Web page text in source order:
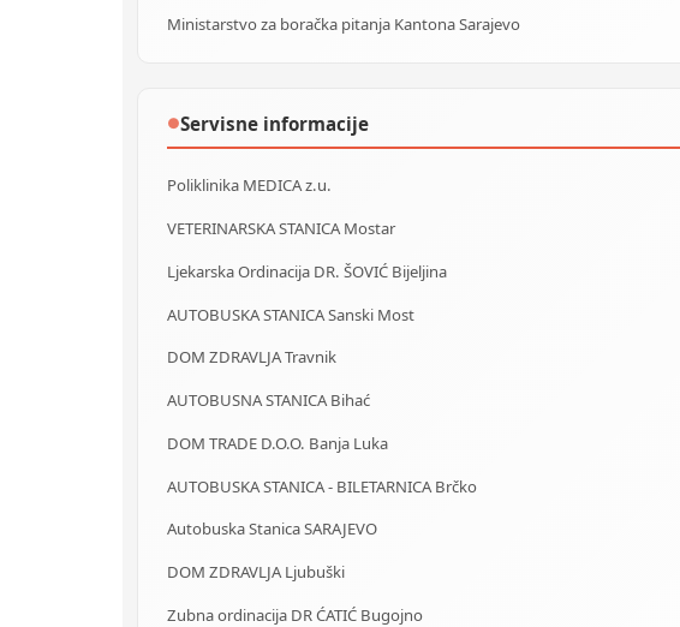
Ministarstvo za boračka pitanja Kantona Sarajevo
●Servisne informacije
Poliklinika MEDICA z.u.
VETERINARSKA STANICA Mostar
Ljekarska Ordinacija DR. ŠOVIĆ Bijeljina
AUTOBUSKA STANICA Sanski Most
DOM ZDRAVLJA Travnik
AUTOBUSNA STANICA Bihać
DOM TRADE D.O.O. Banja Luka
AUTOBUSKA STANICA - BILETARNICA Brčko
Autobuska Stanica SARAJEVO
DOM ZDRAVLJA Ljubuški
Zubna ordinacija DR ĆATIĆ Bugojno